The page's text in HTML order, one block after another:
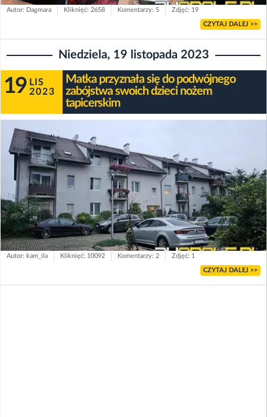
Autor: Dagmara Kliknięć: 2658 Komentarzy: 5 Zdjęć: 19
CZYTAJ DALEJ >>
Niedziela, 19 listopada 2023
19 LIS
2023
Matka przyznała się do podwójnego
zabójstwa swoich dzieci nożem
tapicerskim
Autor: kam_ila Kliknięć: 10092 Komentarzy: 2 Zdjęć: 1
CZYTAJ DALEJ >>